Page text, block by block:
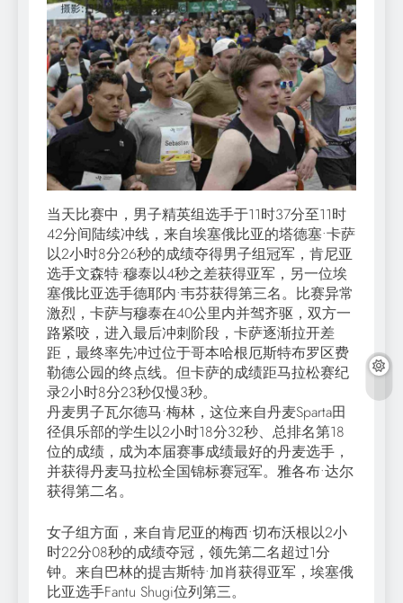
当天比赛中，男子精英组选手于11时37分至11时
42分间陆续冲线，来自埃塞俄比亚的塔德塞•卡萨
以2小时8分26秒的成绩夺得男子组冠军，肯尼亚
选手文森特•穆泰以4秒之差获得亚军，另一位埃
塞俄比亚选手德耶内•韦芬获得第三名。比赛异常
激烈，卡萨与穆泰在40公里内并驾齐驱，双方一
路紧咬，进入最后冲刺阶段，卡萨逐渐拉开差
距，最终率先冲过位于哥本哈根厄斯特布罗区费
勒德公园的终点线。但卡萨的成绩距马拉松赛纪
录2小时8分23秒仅慢3秒。
丹麦男子瓦尔德马•梅林，这位来自丹麦Sparta田
径俱乐部的学生以2小时18分32秒、总排名第18
位的成绩，成为本届赛事成绩最好的丹麦选手，
并获得丹麦马拉松全国锦标赛冠军。雅各布•达尔
获得第二名。
女子组方面，来自肯尼亚的梅西•切布沃根以2小
时22分08秒的成绩夺冠，领先第二名超过1分
钟。来自巴林的提吉斯特•加肖获得亚军，埃塞俄
比亚选手Fantu Shugi位列第三。